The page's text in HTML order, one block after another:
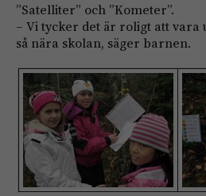
”Satelliter” och ”Kometer”.
– Vi tycker det är roligt att vara
så nära skolan, säger barnen.